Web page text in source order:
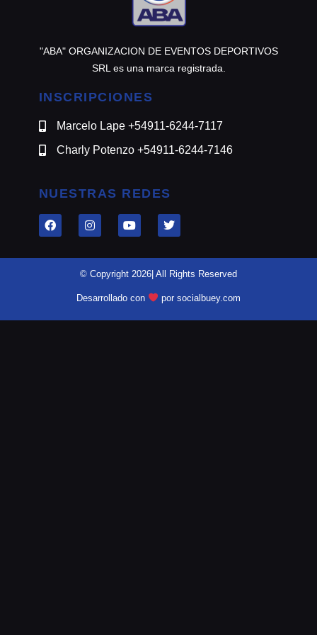
"ABA" ORGANIZACION DE EVENTOS DEPORTIVOS
SRL es una marca registrada.
INSCRIPCIONES
Marcelo Lape +54911-6244-7117
Charly Potenzo +54911-6244-7146
NUESTRAS REDES
© Copyright 2026| All Rights Reserved
Desarrollado con por socialbuey.com